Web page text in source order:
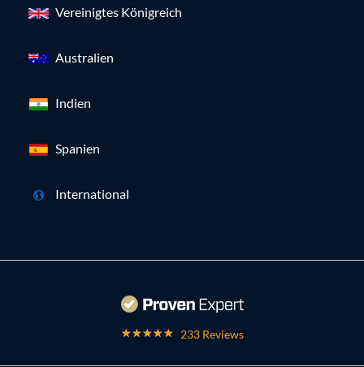
Vereinigtes Königreich
Australien
Indien
Spanien
International
233 Reviews